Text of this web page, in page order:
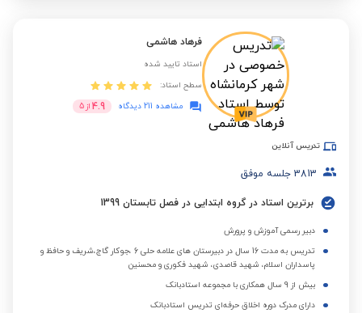
فرهاد هاشمی
استاد تایید شده
سطح استاد:
مشاهده 211 دیدگاه
4.9 از 5
تدریس آنلاین
3813 جلسه موفق
برترین استاد در گروه ابتدایی در فصل تابستان 1399
دبیر رسمی آموزش و پرورش
تدریس به مدت 16 سال در دبیرستان های علامه حلی 6 ،جوکار گاج،شریف و حافظ و
پاسداران اسلام، شهید قاصدی، شهید فکوری و محسنین
بیش از 9 سال همکاری با مجموعه استادبانک
دارای مدرک دوره اخلاق حرفه‌ای تدریس استادبانک